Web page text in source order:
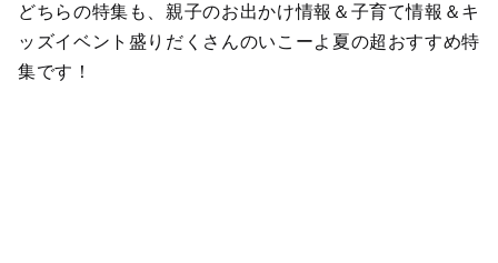
どちらの特集も、親子のお出かけ情報＆子育て情報＆キ
ッズイベント盛りだくさんのいこーよ夏の超おすすめ特
集です！